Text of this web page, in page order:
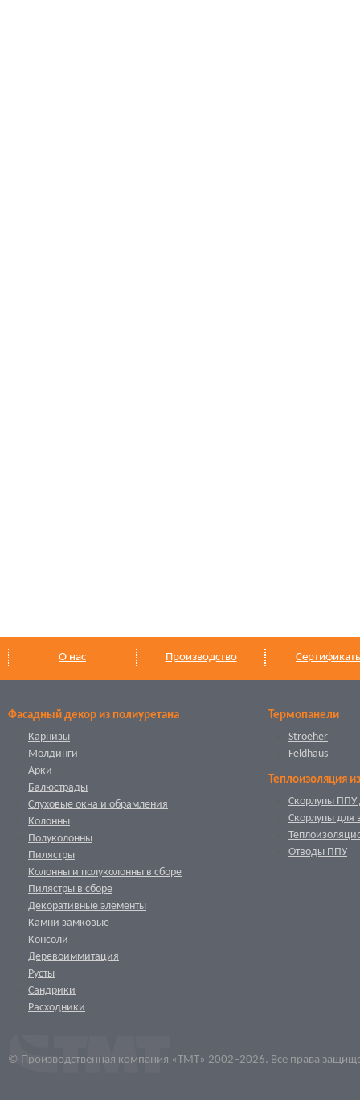
О нас Производство
Фасадный декор из полиуретана
Карнизы
Молдинги
Арки
Балюстрады
Слуховые окна и обрамления
Колонны
Полуколонны
Пилястры
Колонны и полуколонны в сборе
Пилястры в сборе
Декоративные элементы
Камни замковые
Консоли
Деревоиммитация
Русты
Сандрики
Расходники
Термопанели
Stroeher
Feldhaus
Теплоизоляция
Скорлупы ППУ
Скорлупы для
Отводы ППУ
© Производственная компания «ТМТ» 2002–2026. Все права